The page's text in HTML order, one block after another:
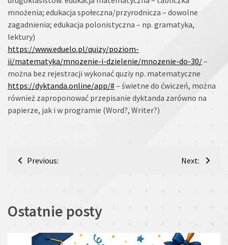
mnożenia; edukacja społeczna/przyrodnicza – dowolne
zagadnienia; edukacja polonistyczna – np. gramatyka,
lektury)
https://www.eduelo.pl/quizy/poziom-
ii/matematyka/mnozenie-i-dzielenie/mnozenie-do-30/–
można bez rejestracji wykonać quziy np. matematyczne
https://dyktanda.online/app/#– świetne do ćwiczeń, można
również zaproponować przepisanie dyktanda zarówno na
papierze, jak i w programie (Word?, Writer?)
Nawigacja
Previous: Next:
Ostatnie posty